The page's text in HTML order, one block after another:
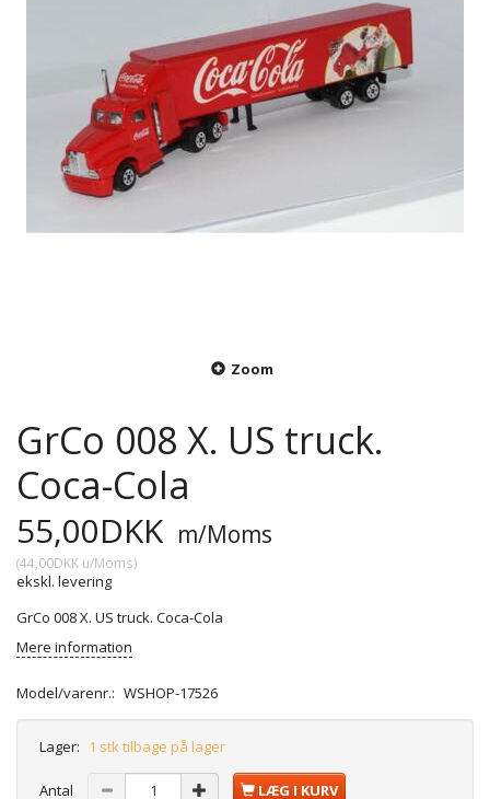
Zoom
GrCo 008 X. US truck.
Coca-Cola
55,00DKK m/Moms
(44,00DKK u/Moms)
ekskl. levering
GrCo 008 X. US truck. Coca-Cola
Mere information
Model/varenr.: WSHOP-17526
Lager: 1 stk tilbage på lager
Antal LÆG I KURV